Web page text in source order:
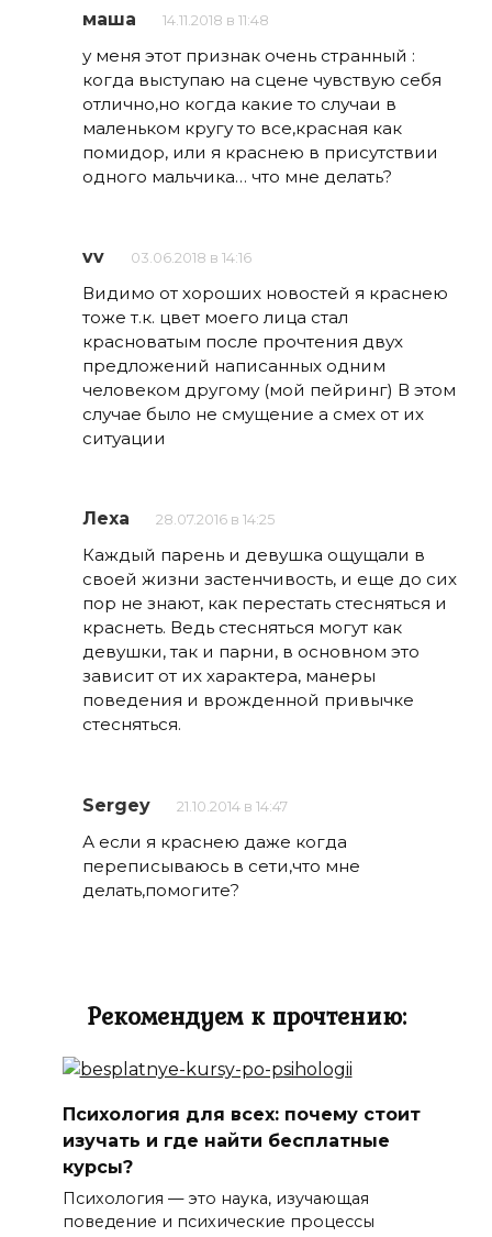
маша 14.11.2018 в 11:48
у меня этот признак очень странный :
когда выступаю на сцене чувствую себя
отлично,но когда какие то случаи в
маленьком кругу то все,красная как
помидор, или я краснею в присутствии
одного мальчика… что мне делать?
vv 03.06.2018 в 14:16
Видимо от хороших новостей я краснею
тоже т.к. цвет моего лица стал
красноватым после прочтения двух
предложений написанных одним
человеком другому (мой пейринг) В этом
случае было не смущение а смех от их
ситуации
Леха 28.07.2016 в 14:25
Каждый парень и девушка ощущали в
своей жизни застенчивость, и еще до сих
пор не знают, как перестать стесняться и
краснеть. Ведь стесняться могут как
девушки, так и парни, в основном это
зависит от их характера, манеры
поведения и врожденной привычке
стесняться.
Sergey 21.10.2014 в 14:47
А если я краснею даже когда
переписываюсь в сети,что мне
делать,помогите?
Рекомендуем к прочтению:
Психология для всех: почему стоит
изучать и где найти бесплатные
курсы?
Психология — это наука, изучающая
поведение и психические процессы